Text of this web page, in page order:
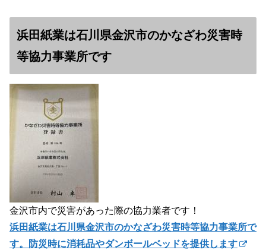
浜田紙業は石川県金沢市のかなざわ災害時
等協力事業所です
金沢市内で災害があった際の協力業者です！
浜田紙業は石川県金沢市のかなざわ災害時等協力事業所で
す。防災時に消耗品やダンボールベッドを提供します